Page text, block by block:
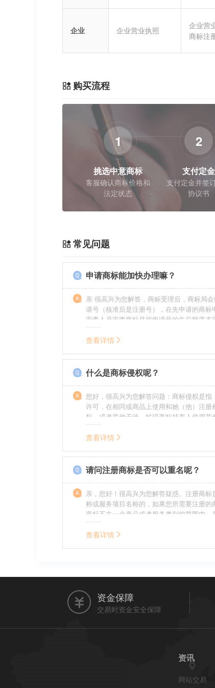
企业
企业营业执照
企业营
商标注
购买流程
1
挑选中意商标
客服确认商标价格和
法定状态
2
支付定金
支付定金并签
协议书
常见问题
申请商标能加快办理嘛？
亲 很高兴为您解答，商标受理后，商标局
请号（核准后是注册号），在先申请的商标
审查人员审查商标是按申请号的先后顺序来
特殊情况（受理案件需要，被异议等），不
前。
查看详情
什么是商标侵权呢？
您好，很高兴为您解答问题：商标侵权是指
许可，在相同或商品上使用和她（他）注册
标，或者其他干涉、妨碍商标持有人使用其
商标持有人合法权益的其他行为。侵权的人
的责任，明知侵权的行为的人要承担赔偿的
查看详情
请问注册商标是否可以重名呢？
亲，您好！很高兴为您解答疑惑。注册商标
称或服务项目名称的，如果您所需要注册的
商标不在一个产品或者服务类别的范围内，
名称的。希望我的回答能帮到您。
查看详情
资金保障
交易时资金安全保障
资讯
网站交易